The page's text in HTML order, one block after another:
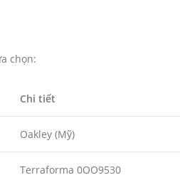
chọn:
Chi tiết
Oakley (Mỹ)
Terraforma 0OO9530